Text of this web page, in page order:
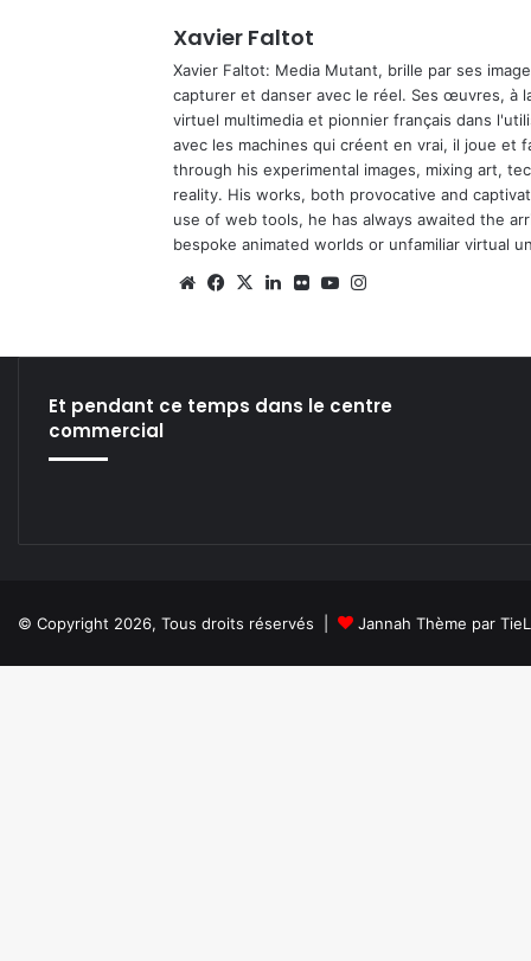
Xavier Faltot
Xavier Faltot: Media Mutant, brille par ses
capturer et danser avec le réel. Ses œuvres, à
virtuel multimedia et pionnier français dans
avec les machines qui créent en vrai, il joue et
through his experimental images, mixing art,
reality. His works, both provocative and
use of web tools, he has always awaited the
bespoke animated worlds or unfamiliar virtual
We Fa
X
Lin Fli Yo
Et pendant ce temps dans le centre
commercial
© Copyright 2026, Tous droits réservés | Jannah Thème par